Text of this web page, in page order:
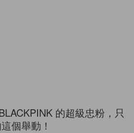
的超級忠粉，只
個舉動！